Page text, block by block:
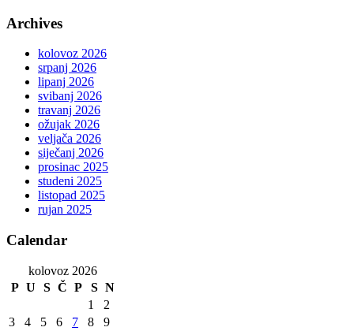
Archives
kolovoz 2026
srpanj 2026
lipanj 2026
svibanj 2026
travanj 2026
ožujak 2026
veljača 2026
siječanj 2026
prosinac 2025
studeni 2025
listopad 2025
rujan 2025
Calendar
kolovoz 2026
P U S Č P S N
1
2
3
4 5 6 7 8
9